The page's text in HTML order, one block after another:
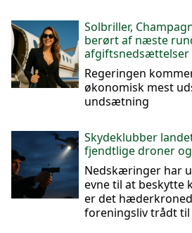
Solbriller,
berørt af næste
afgiftsnedsættelser
Regeringen
økonomisk mest
undsætning
Skydeklubber
fjendtlige droner
Nedskæringer har
evne til at beskytte
er det
foreningsliv trådt til